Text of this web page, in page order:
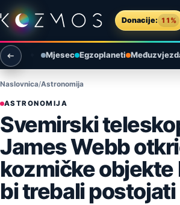
Preskoči na sadržaj
Donacije: 11%
Otvori izbornik
Otvori pretragu
Mjesec Egzoplaneti
Naslovnica Astronomija
ASTRONOMIJA
Svemirski
James Webb
kozmičke objekte
bi trebali postojati